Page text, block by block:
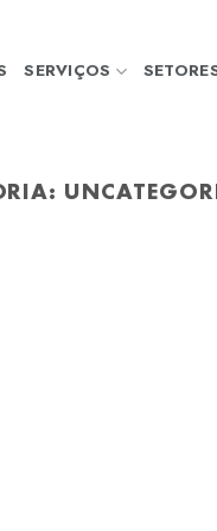
SERVIÇOS